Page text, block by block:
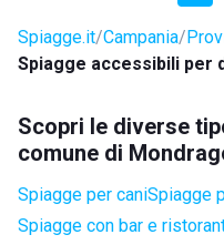
Spiagge.it Campania
Spiagge accessibili per
Scopri le diverse
comune di
Spiagge per caniSpiagge
Spiagge con bar e